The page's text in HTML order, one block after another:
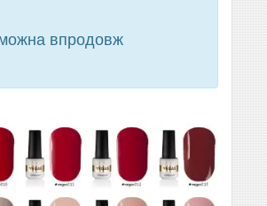
можна впродовж